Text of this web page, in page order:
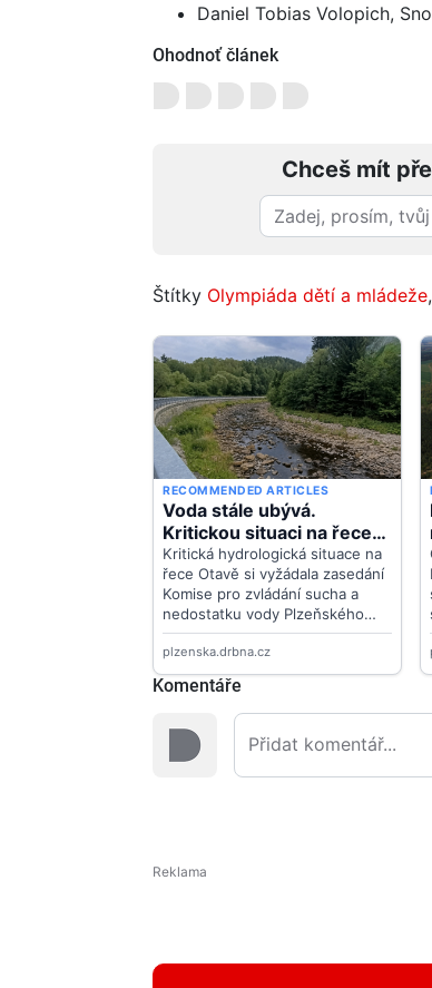
Daniel Tobias Volopich,
Ohodnoť článek
Chceš mít
Štítky Olympiáda dětí a mládeže,
Komentáře